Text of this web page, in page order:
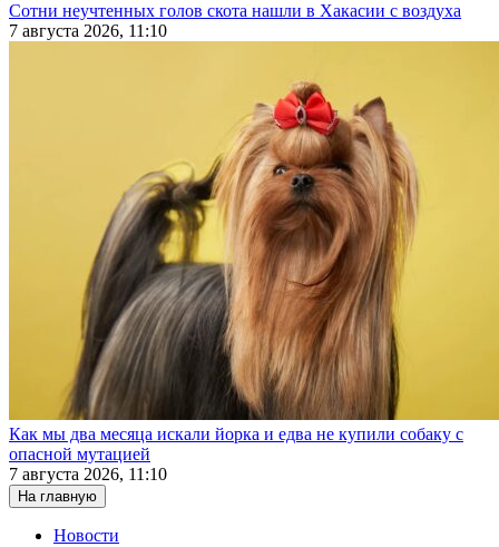
Сотни неучтенных голов скота нашли в Хакасии с воздуха
7 августа 2026, 11:10
Как мы два месяца искали йорка и едва не купили собаку с
опасной мутацией
7 августа 2026, 11:10
На главную
Новости